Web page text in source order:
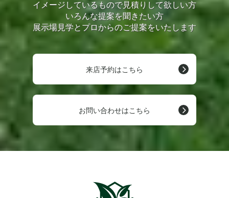
イメージしているもので見積りして欲しい方
いろんな提案を聞きたい方
展示場見学とプロからのご提案をいたします
来店予約はこちら
お問い合わせはこちら